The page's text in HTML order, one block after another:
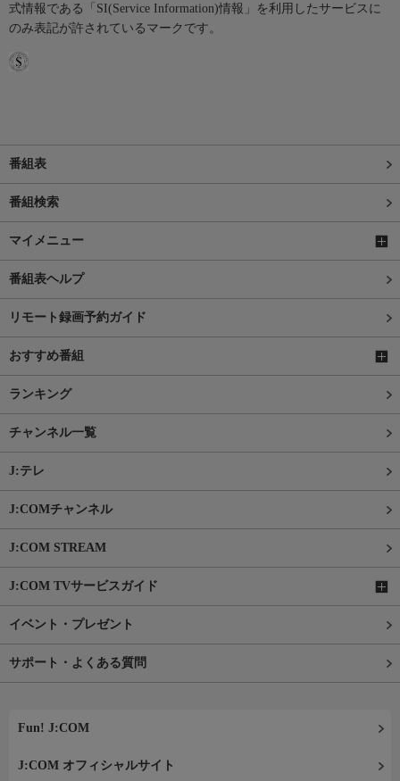
式情報である「SI(Service Information)情報」を利用したサービスに
のみ表記が許されているマークです。
番組表
番組検索
マイメニュー
番組表ヘルプ
リモート録画予約ガイド
おすすめ番組
ランキング
チャンネル一覧
J:テレ
J:COMチャンネル
J:COM STREAM
J:COM TVサービスガイド
イベント・プレゼント
サポート・よくある質問
Fun! J:COM
J:COM オフィシャルサイト